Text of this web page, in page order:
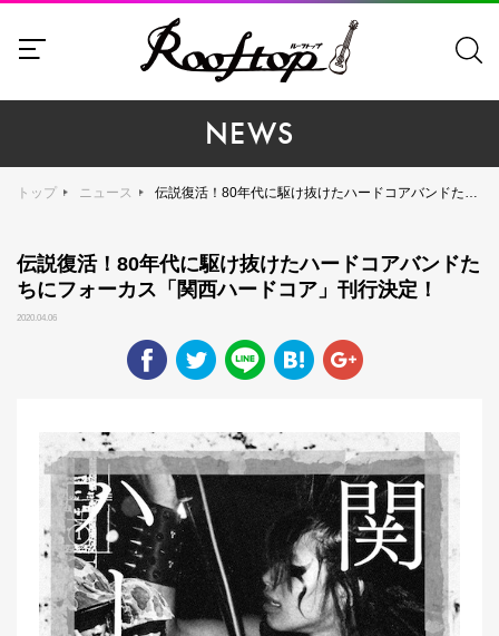
NEWS
トップ ニュース 伝説復活！80年代に駆け抜けたハードコアバンドたちにフォーカス「関西ハードコア」刊行決定！
伝説復活！80年代に駆け抜けたハードコアバンドた
ちにフォーカス「関西ハードコア」刊行決定！
2020.04.06